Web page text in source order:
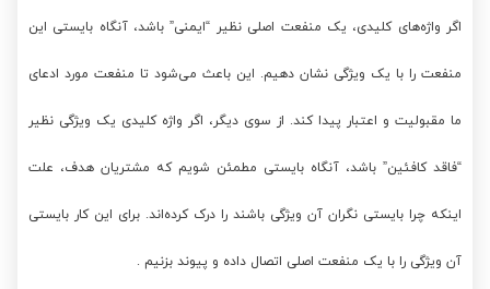
اگر واژه‌های کلیدی، یک منفعت اصلی نظیر “ایمنی” باشد، آنگاه بایستی این
منفعت را با یک ویژگی نشان دهیم. این باعث می‌شود تا منفعت مورد ادعای
ما مقبولیت و اعتبار پیدا کند. از سوی دیگر، اگر واژه کلیدی یک ویژگی نظیر
“فاقد کافئین” باشد، آنگاه بایستی مطمئن شویم که مشتریان هدف، علت
اینکه چرا بایستی نگران آن ویژگی باشند را درک کرده‌اند. برای این کار بایستی
آن ویژگی را با یک منفعت اصلی اتصال داده و پیوند بزنیم .